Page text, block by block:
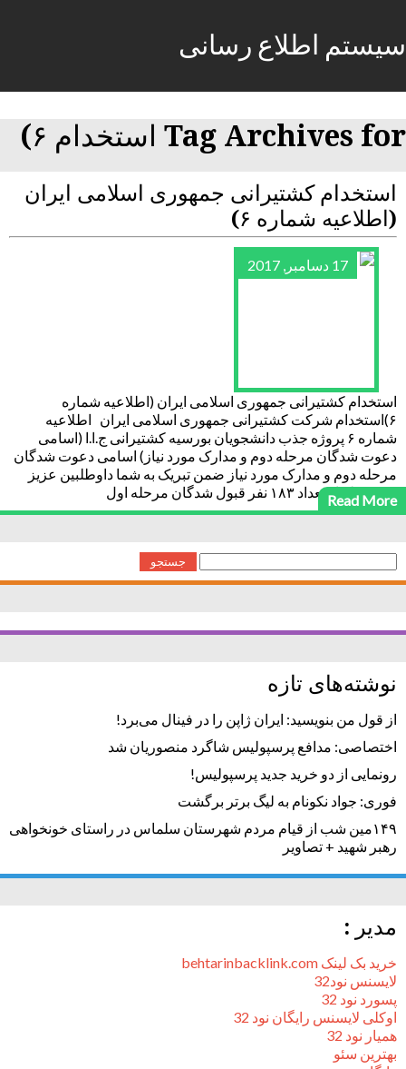
سیستم اطلاع رسانی
Tag Archives for استخدام ۶)
استخدام کشتیرانی جمهوری اسلامی ایران
(اطلاعیه شماره ۶)
17 دسامبر, 2017
استخدام کشتیرانی جمهوری اسلامی ایران (اطلاعیه شماره
۶)استخدام شرکت کشتیرانی جمهوری اسلامی ایران اطلاعیه
شماره ۶ پروژه جذب دانشجویان بورسیه کشتیرانی ج.ا.ا (اسامی
دعوت شدگان مرحله دوم و مدارک مورد نیاز) اسامی دعوت شدگان
مرحله دوم و مدارک مورد نیاز ضمن تبریک به شما داوطلبین عزیز
بدینوسیله از تعداد ۱۸۳ نفر قبول شدگان مرحله اول
Read More
جستجو
برای:
نوشته‌های تازه
از قول من بنویسید: ایران ژاپن را در فینال می‌برد!
اختصاصی: مدافع پرسپولیس شاگرد منصوریان شد
رونمایی از دو خرید جدید پرسپولیس!
فوری: جواد نکونام به لیگ برتر برگشت
۱۴۹مین شب از قیام مردم شهرستان سلماس در راستای خونخواهی
رهبر شهید + تصاویر
مدیر :
خرید بک لینک behtarinbacklink.com
لایسنس نود32
پسورد نود 32
اوکلی لایسنس رایگان نود 32
همیار نود 32
بهترین سئو